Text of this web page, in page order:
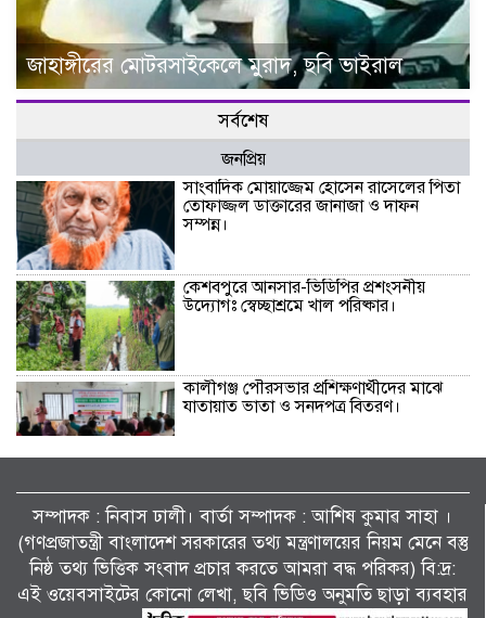
জাহাঙ্গীরের মোটরসাইকেলে মুরাদ, ছবি ভাইরাল
সর্বশেষ
জনপ্রিয়
সাংবাদিক মোয়াজ্জেম হোসেন রাসেলের পিতা
তোফাজ্জল ডাক্তারের জানাজা ও দাফন
সম্পন্ন।
কেশবপুরে আনসার-ভিডিপির প্রশংসনীয়
উদ্যোগঃ স্বেচ্ছাশ্রমে খাল পরিষ্কার।
কালীগঞ্জ পৌরসভার প্রশিক্ষণার্থীদের মাঝে
যাতায়াত ভাতা ও সনদপত্র বিতরণ।
কেশবপুর (অসকস)-এর উদ্যোগে বৃক্ষরোপণ
কর্মসূচি-২০২৬ পালন।
মাদকের সাথে জড়িত ব্যাক্তিদের কোন প্রকার
ছাড় নেই, নেওয়া হবে কঠোর ব্যবস্থা
…………….খুলনা জেলা পুলিশ সুপার ।
সম্পাদক : নিবাস ঢালী। বার্তা সম্পাদক : আশিষ কুমাৱ সাহা ।
(গণপ্রজাতন্ত্রী বাংলাদেশ সরকারের তথ্য মন্ত্রণালয়ের নিয়ম মেনে বস্তু
নিষ্ঠ তথ্য ভিত্তিক সংবাদ প্রচার করতে আমরা বদ্ধ পরিকর) বি:দ্র:
এই ওয়েবসাইটের কোনো লেখা, ছবি ভিডিও অনুমতি ছাড়া ব্যবহার